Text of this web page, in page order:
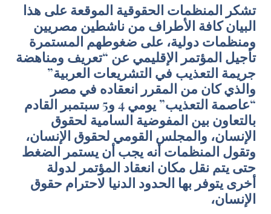
تشكر المنظمات الحقوقية الموقعة على هذا
البيان كافة الأطراف من ناشطين مصريين
ومنظمات دولية، على ضغوطهم المستمرة
تأجيل المؤتمر الإقليمي عن “تعريف ومناهضة
جريمة التعذيب في التشريعات العربية”
والذي كان من المقرر انعقاده في مصر
“عاصمة التعذيب” يومي 4 و5 سبتمبر القادم
بالتعاون بين المفوضية السامية لحقوق
الإنسان، والمجلس القومي لحقوق الإنسان،
وتقول المنظمات أنه يجب أن يستمر الضغط
حتى يتم نقل مكان انعقاد المؤتمر لدولة
أخرى يتوفر بها الحدود الدنيا لاحترام حقوق
الإنسان،